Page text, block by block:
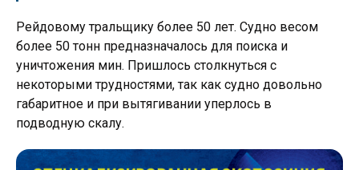
Рейдовому тральщику более 50 лет. Судно весом
более 50 тонн предназначалось для поиска и
уничтожения мин. Пришлось столкнуться с
некоторыми трудностями, так как судно довольно
габаритное и при вытягивании уперлось в
подводную скалу.